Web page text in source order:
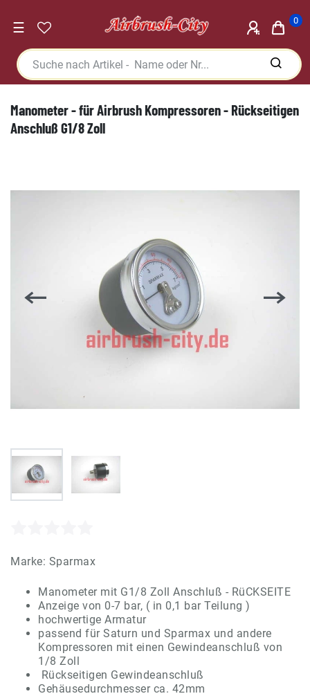
☰ 0
Manometer - für Airbrush Kompressoren - Rückseitigen
Anschluß G1/8 Zoll
Marke: Sparmax
Manometer mit G1/8 Zoll Anschluß - RüCKSEITE
Anzeige von 0-7 bar, ( in 0,1 bar Teilung )
hochwertige Armatur
passend für Saturn und Sparmax und andere
Kompressoren mit einen Gewindeanschluß von
1/8 Zoll
Rückseitigen Gewindeanschluß
Gehäusedurchmesser ca. 42mm